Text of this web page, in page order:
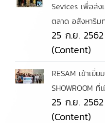
Sevices เพื่อส่
ตลาด อสังหาริม
25 ก.ย. 2562
(Content)
RESAM เข้าเยี่
SHOWROOM
25 ก.ย. 2562
(Content)